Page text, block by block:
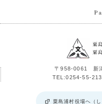
〒958-0061 新
TEL:0254-55-
粟島浦村役場へ（